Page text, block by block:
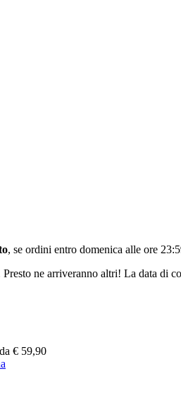
, se ordini entro domenica alle ore
ne arriveranno altri! La data di
€ 59,90